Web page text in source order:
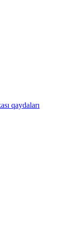
qaydaları